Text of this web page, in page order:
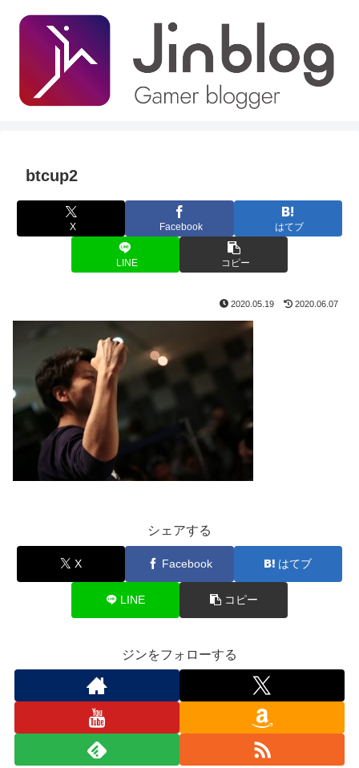
btcup2
X Facebook はてブ
LINE コピー
2020.05.19 2020.06.07
シェアする
X Facebook はてブ
LINE コピー
ジンをフォローする